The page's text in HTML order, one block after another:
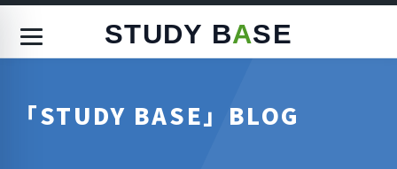
STUDY BASE
「STUDY BASE」BLOG